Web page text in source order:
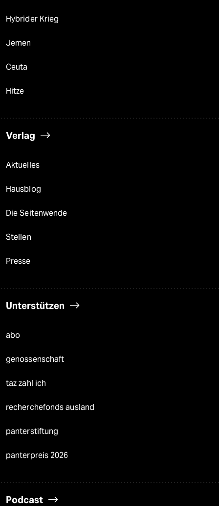
Hybrider Krieg
Jemen
Ceuta
Hitze
Verlag
Aktuelles
Hausblog
Die Seitenwende
Stellen
Presse
Unterstützen
abo
genossenschaft
taz zahl ich
recherchefonds ausland
panterstiftung
panterpreis 2026
Podcast